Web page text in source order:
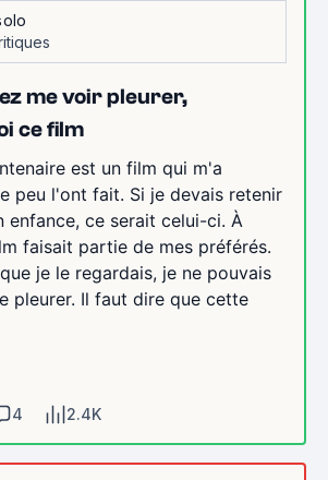
me voir pleurer,
ce film
est un film qui m'a
peu l'ont fait. Si je devais retenir
enfance, ce serait celui-ci. À
faisait partie de mes préférés.
je le regardais, je ne pouvais
pleurer. Il faut dire que cette
4 2.4K